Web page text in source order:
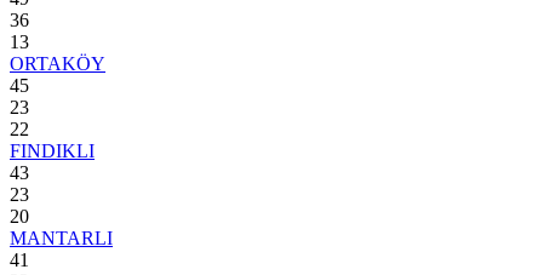
36
13
ORTAKÖY
45
23
22
FINDIKLI
43
23
20
MANTARLI
41